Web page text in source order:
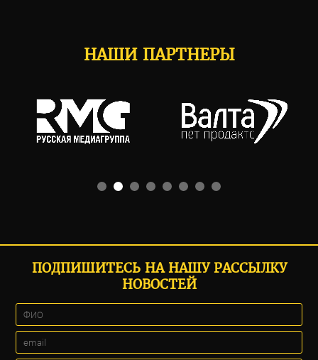
НАШИ ПАРТНЕРЫ
ПОДПИШИТЕСЬ НА НАШУ РАССЫЛКУ
НОВОСТЕЙ